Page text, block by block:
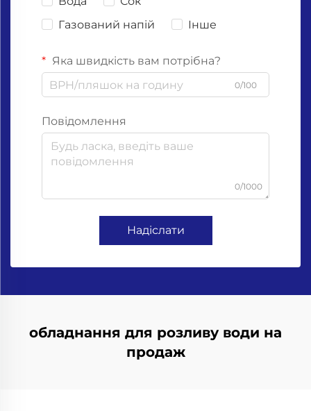
Газований напій
Інше
Яка швидкість вам потрібна?
0/100
Повідомлення
0/1000
Надіслати
обладнання для розливу води на
продаж